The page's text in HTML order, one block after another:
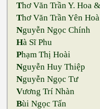
Thơ Văn Trần Y. Hoa
Thơ Văn Trần Yên
Nguyễn Ngọc Chính
Hà Sĩ Phu
Phạm Thị Hoài
Nguyễn Huy Thiệp
Nguyễn Ngọc Tư
Vương Trí Nhàn
Bùi Ngọc Tấn